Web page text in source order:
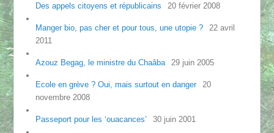
Des appels citoyens et républicains 20 février 2008
Manger bio, pas cher et pour tous, une utopie ?
22 avril
2011
Azouz Begag, le ministre du Chaâba 29 juin 2005
Ecole en grève ? Oui, mais surtout en danger
20
novembre 2008
Passeport pour les ‘ouacances’ 30 juin 2001